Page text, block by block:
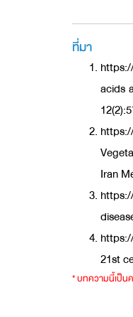
ที่มา
acids
Iran
21st
* บทความนี้เป็น